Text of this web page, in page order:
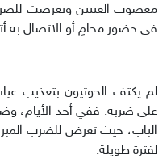
معصوب العينين وتعرضت
في حضور محامٍ أو الاتصال به
لم يكتف الحوثيون بتعذيب
على ضربه. ففي أحد الأيام،
الباب، حيث تعرض للضرب
لفترة طويلة.